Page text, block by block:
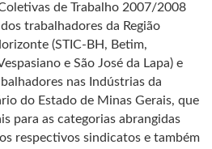
de Trabalho 2007/2008
trabalhadores da Região
(STIC-BH, Betim,
e São José da Lapa) e
nas Indústrias da
do Estado de Minas Gerais, que
para as categorias abrangidas
respectivos sindicatos e também